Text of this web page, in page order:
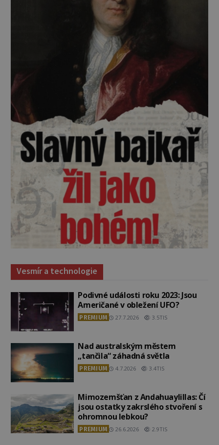
Vesmír a technologie
Podivné události roku 2023: Jsou
Američané v obležení UFO?
PREMIUM 27.7.2026 3.5TIS
Nad australským městem
„tančila“ záhadná světla
PREMIUM 4.7.2026 3.4TIS
Mimozemšťan z Andahuaylillas: Čí
jsou ostatky zakrslého stvoření s
ohromnou lebkou?
PREMIUM 26.6.2026 2.9TIS